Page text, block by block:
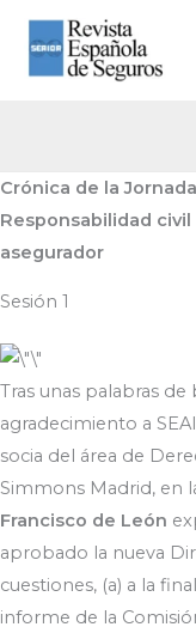
Crónica de la
Responsabilidad
asegurador
Sesión 1
Tras unas palabras
agradecimiento a
socia del área de
Simmons Madrid, en
Francisco de León
aprobado la nueva
cuestiones, (a) a la
informe de la